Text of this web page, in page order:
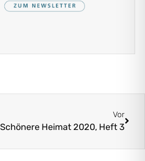
Vor
Schönere Heimat 2020, Heft 3